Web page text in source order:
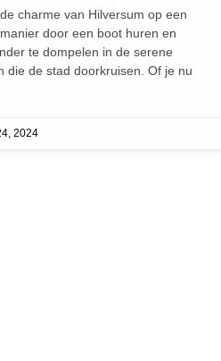
charme van Hilversum op een
door een boot huren en
te dompelen in de serene
die de stad doorkruisen. Of je nu
2024